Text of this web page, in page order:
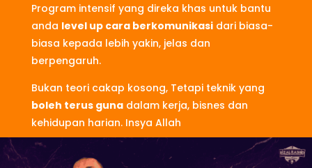
Program intensif yang direka khas untuk bantu
anda level up cara berkomunikasidari biasa-
biasa kepada lebih yakin, jelas dan
berpengaruh.
Bukan teori cakap kosong, Tetapi teknik yang
boleh terus gunadalam kerja, bisnes dan
kehidupan harian. Insya Allah